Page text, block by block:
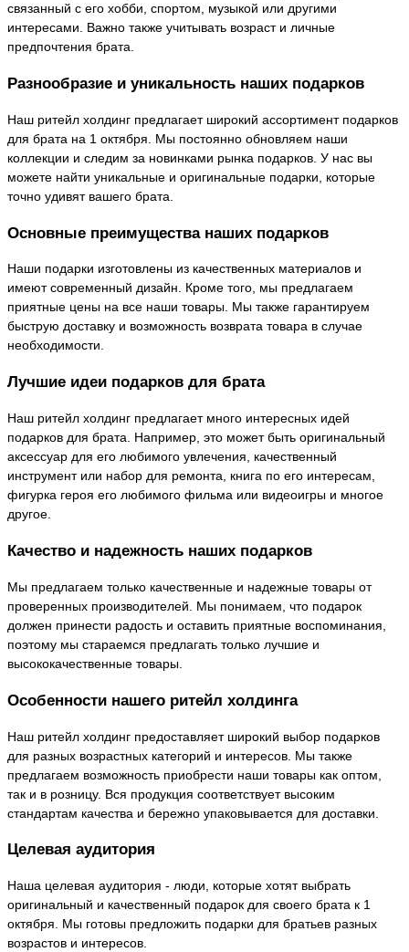
связанный с его хобби, спортом, музыкой или другими
интересами. Важно также учитывать возраст и личные
предпочтения брата.
Разнообразие и уникальность наших подарков
Наш ритейл холдинг предлагает широкий ассортимент подарков
для брата на 1 октября. Мы постоянно обновляем наши
коллекции и следим за новинками рынка подарков. У нас вы
можете найти уникальные и оригинальные подарки, которые
точно удивят вашего брата.
Основные преимущества наших подарков
Наши подарки изготовлены из качественных материалов и
имеют современный дизайн. Кроме того, мы предлагаем
приятные цены на все наши товары. Мы также гарантируем
быструю доставку и возможность возврата товара в случае
необходимости.
Лучшие идеи подарков для брата
Наш ритейл холдинг предлагает много интересных идей
подарков для брата. Например, это может быть оригинальный
аксессуар для его любимого увлечения, качественный
инструмент или набор для ремонта, книга по его интересам,
фигурка героя его любимого фильма или видеоигры и многое
другое.
Качество и надежность наших подарков
Мы предлагаем только качественные и надежные товары от
проверенных производителей. Мы понимаем, что подарок
должен принести радость и оставить приятные воспоминания,
поэтому мы стараемся предлагать только лучшие и
высококачественные товары.
Особенности нашего ритейл холдинга
Наш ритейл холдинг предоставляет широкий выбор подарков
для разных возрастных категорий и интересов. Мы также
предлагаем возможность приобрести наши товары как оптом,
так и в розницу. Вся продукция соответствует высоким
стандартам качества и бережно упаковывается для доставки.
Целевая аудитория
Наша целевая аудитория - люди, которые хотят выбрать
оригинальный и качественный подарок для своего брата к 1
октября. Мы готовы предложить подарки для братьев разных
возрастов и интересов.